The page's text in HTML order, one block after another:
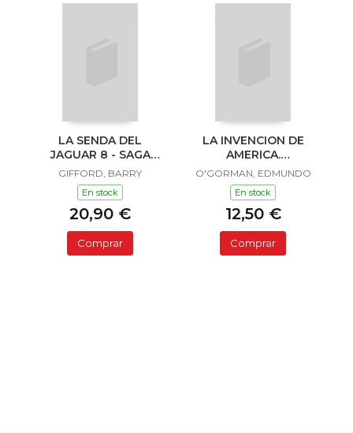
LA SENDA DEL
JAGUAR 8 - SAGA
SAILOR Y LULA
GIFFORD, BARRY
En stock
20,90 €
Comprar
LA INVENCION DE
AMERICA.
INVESTIGACION
ACERCA DE L
O'GORMAN, EDMUNDO
En stock
12,50 €
Comprar